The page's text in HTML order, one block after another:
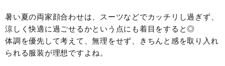
暑い夏の両家顔合わせは、スーツなどでカッチリし過ぎず、
涼しく快適に過ごせるかという点にも着目をすると◎
体調を優先して考えて、無理をせず、きちんと感を取り入れ
られる服装が理想ですよね。